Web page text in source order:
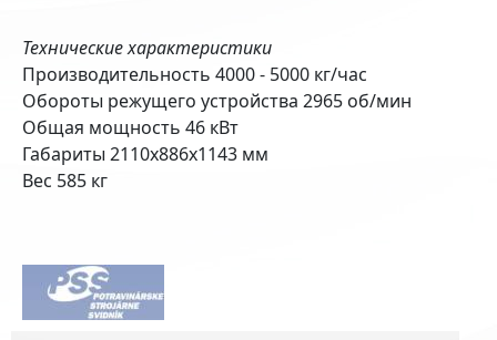
Технические характеристики
Производительность 4000 - 5000 кг/час
Обороты режущего устройства 2965 об/мин
Общая мощность 46 кВт
Габариты 2110х886х1143 мм
Вес 585 кг